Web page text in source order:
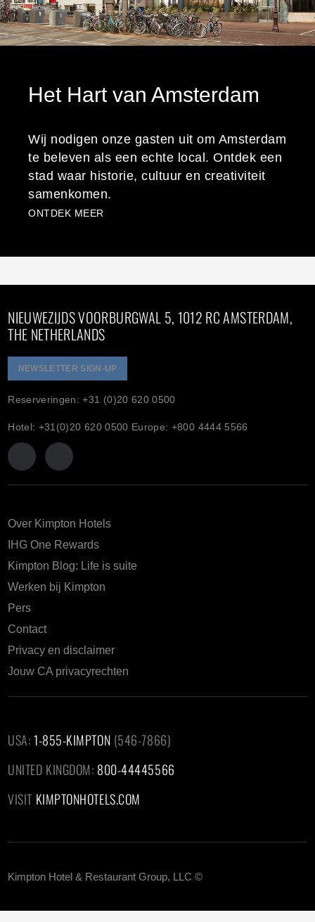
Het Hart van Amsterdam
Wij nodigen onze gasten uit om Amsterdam
te beleven als een echte local. Ontdek een
stad waar historie, cultuur en creativiteit
samenkomen.
ONTDEK MEER
NIEUWEZIJDS VOORBURGWAL 5, 1012 RC AMSTERDAM,
THE NETHERLANDS
NEWSLETTER SIGN-UP
Reserveringen: +31 (0)20 620 0500
Hotel: +31(0)20 620 0500 Europe: +800 4444 5566
Over Kimpton Hotels
IHG One Rewards
Kimpton Blog: Life is suite
Werken bij Kimpton
Pers
Contact
Privacy en disclaimer
Jouw CA privacyrechten
USA:1-855-KIMPTON (546-7866)‎
UNITED KINGDOM: 800-44445566
VISIT KIMPTONHOTELS.COM
Kimpton Hotel & Restaurant Group, LLC ©